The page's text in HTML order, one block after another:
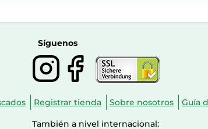
Síguenos
Registrar tienda Sobre nosotros Guía
También a nivel internacional: